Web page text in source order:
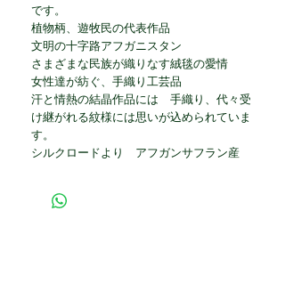
です。
植物柄、遊牧民の代表作品
文明の十字路アフガニスタン
さまざまな民族が織りなす絨毯の愛情
女性達が紡ぐ、手織り工芸品
汗と情熱の結晶作品には 手織り、代々受
け継がれる紋様には思いが込められていま
す。
シルクロードより アフガンサフラン産